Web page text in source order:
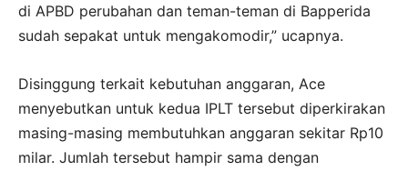
di APBD perubahan dan teman-teman di Bapperida
sudah sepakat untuk mengakomodir,” ucapnya.
Disinggung terkait kebutuhan anggaran, Ace
menyebutkan untuk kedua IPLT tersebut diperkirakan
masing-masing membutuhkan anggaran sekitar Rp10
milar. Jumlah tersebut hampir sama dengan